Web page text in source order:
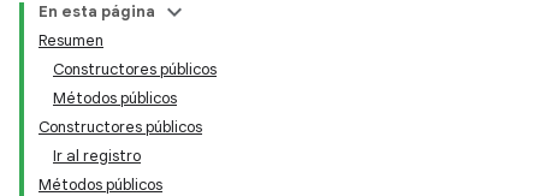
En esta página
Resumen
Constructores públicos
Métodos públicos
Constructores públicos
Ir al registro
Métodos públicos